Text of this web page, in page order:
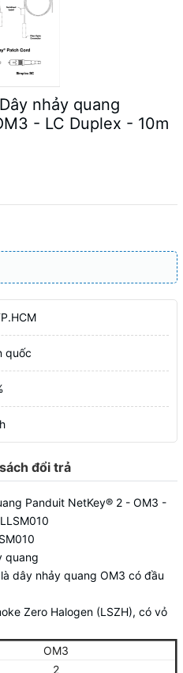
nhảy quang
- LC Duplex - 10m
quốc
đổi trả
Panduit NetKey® 2 - OM3 -
quang
dây nhảy quang OM3 có đầu
Zero Halogen (LSZH), có vỏ
OM3
2